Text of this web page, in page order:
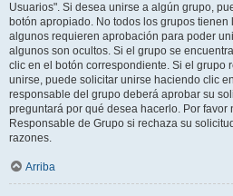
Usuarios". Si desea unirse a algún grupo,
botón apropiado. No todos los grupos
algunos requieren aprobación para poder
algunos son ocultos. Si el grupo se
clic en el botón correspondiente. Si el grupo
unirse, puede solicitar unirse haciendo clic
responsable del grupo deberá aprobar su
preguntará por qué desea hacerlo. Por favor
Responsable de Grupo si rechaza su
razones.
Arriba